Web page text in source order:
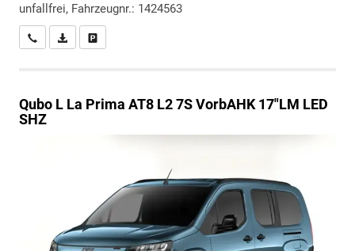
unfallfrei, Fahrzeugnr.: 1424563
Wir rufen Sie anPDF-Datei, Fahrzeugexposé drucken
Qubo L La Prima AT8 L2 7S VorbAHK 17"LM LED
SHZ